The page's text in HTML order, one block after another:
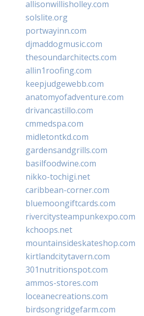
allisonwillisholley.com
solslite.org
portwayinn.com
djmaddogmusic.com
thesoundarchitects.com
allin1roofing.com
keepjudgewebb.com
anatomyofadventure.com
drivancastillo.com
cmmedspa.com
midletontkd.com
gardensandgrills.com
basilfoodwine.com
nikko-tochigi.net
caribbean-corner.com
bluemoongiftcards.com
rivercitysteampunkexpo.com
kchoops.net
mountainsideskateshop.com
kirtlandcitytavern.com
301nutritionspot.com
ammos-stores.com
loceanecreations.com
birdsongridgefarm.com